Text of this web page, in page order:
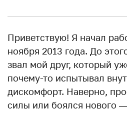
Приветствую! Я начал
ноября 2013 года. До
звал мой друг, который
почему-то испытывал
дискомфорт. Наверно,
силы или боялся нового